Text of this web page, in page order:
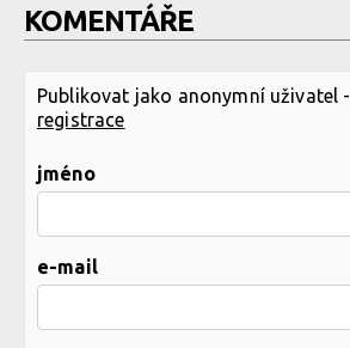
KOMENTÁŘE
Publikovat jako anonymní uživatel -
registrace
jméno
e-mail